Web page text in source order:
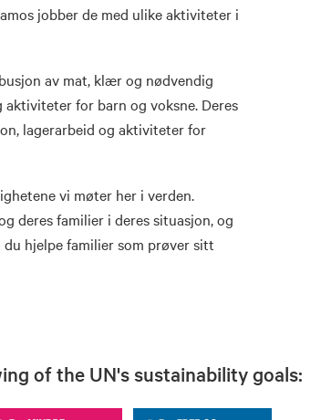
jobber de med ulike aktiviteter i
av mat, klær og nødvendig
for barn og voksne. Deres
lagerarbeid og aktiviteter for
vi møter her i verden.
deres familier i deres situasjon, og
hjelpe familier som prøver sitt
of the UN's sustainability goals: